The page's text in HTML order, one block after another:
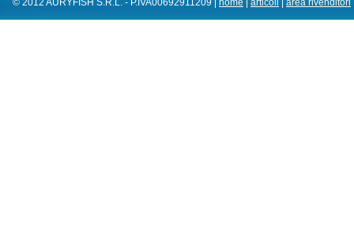
© 2012 AURYFISH S.R.L. - P.IVA00692911209 | home articoli area rivenditori